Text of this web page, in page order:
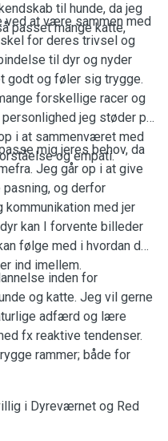
til hunde, da jeg
passet mange katte,
ved at være sammen med
for deres trivsel og
til dyr og nyder
godt og føler sig trygge.
forskellige racer og
jeg støder på
i at sammenværet med
og empati.
mig jeres behov, da
Jeg går op i at give
og derfor
med jer
kan I forvente billeder
følge med i hvordan det
ind imellem.
inden for
og katte. Jeg vil gerne
adfærd og lære
fx reaktive tendenser.
rammer; både for
i Dyreværnet og Red